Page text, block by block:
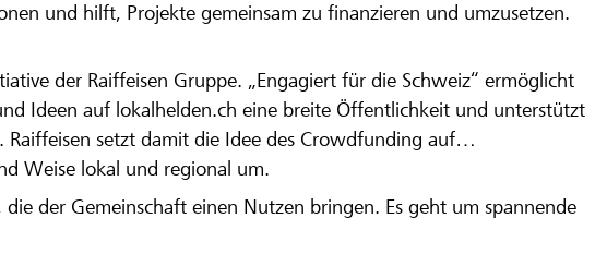
und hilft, Projekte gemeinsam zu finanzieren und umzusetzen.
der Raiffeisen Gruppe. „Engagiert für die Schweiz“ ermöglicht
Ideen auf lokalhelden.ch eine breite Öffentlichkeit und unterstützt
Raiffeisen setzt damit die Idee des Crowdfunding auf
Weise lokal und regional um.
die der Gemeinschaft einen Nutzen bringen. Es geht um spannende